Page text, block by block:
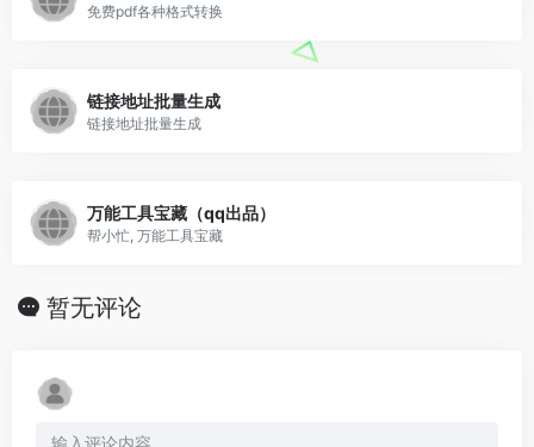
免费pdf各种格式转换
链接地址批量生成
链接地址批量生成
万能工具宝藏（qq出品）
帮小忙, 万能工具宝藏
暂无评论